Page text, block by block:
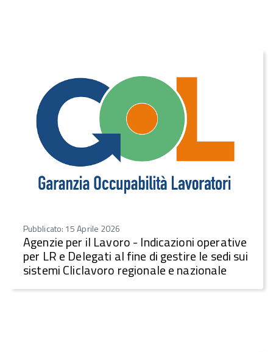
Pubblicato: 15 Aprile 2026
Agenzie per il Lavoro - Indicazioni operative
per LR e Delegati al fine di gestire le sedi sui
sistemi Cliclavoro regionale e nazionale